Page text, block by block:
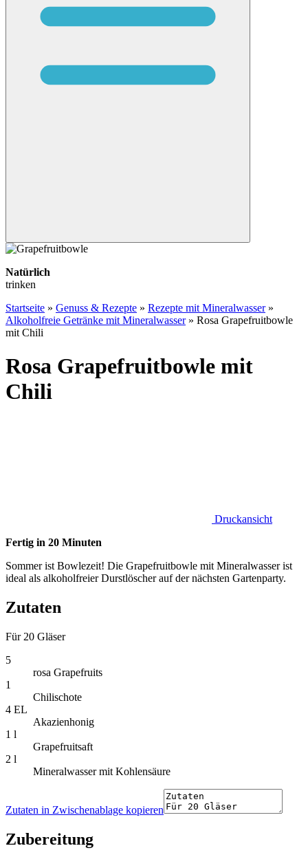
Natürlich
trinken
Startseite » Genuss & Rezepte » Rezepte mit Mineralwasser»
Alkoholfreie Getränke mit Mineralwasser» Rosa Grapefruitbowle
mit Chili
Rosa Grapefruitbowle mit
Chili
Druckansicht
Fertig in 20 Minuten
Sommer ist Bowlezeit! Die Grapefruitbowle mit Mineralwasser ist
ideal als alkoholfreier Durstlöscher auf der nächsten Gartenparty.
Zutaten
Für 20 Gläser
5
rosa Grapefruits
1
Chilischote
4 EL
Akazienhonig
1 l
Grapefruitsaft
2 l
Mineralwasser mit Kohlensäure
Zutaten in Zwischenablage kopieren
Zubereitung